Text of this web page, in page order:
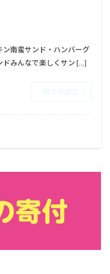
南蛮サンド⁡⁡・ハンバーグ
ド⁡⁡⁡⁡みんなで楽しくサン […]